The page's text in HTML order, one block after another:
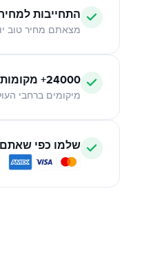
התחייבות
מצאתם מחיר טוב
24000+ מקומות איסוף
מיקומים ברחבי
שלמו כפי שאתם